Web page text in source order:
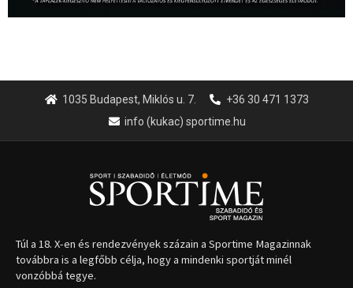
1035 Budapest, Miklós u. 7.
+36 30 471 1373
info (kukac) sportime.hu
Túl a 18. X-en és rendezvények százain a Sportime Magazinnak
továbbra is a legfőbb célja, hogy a mindenki sportját minél
vonzóbbá tegye.